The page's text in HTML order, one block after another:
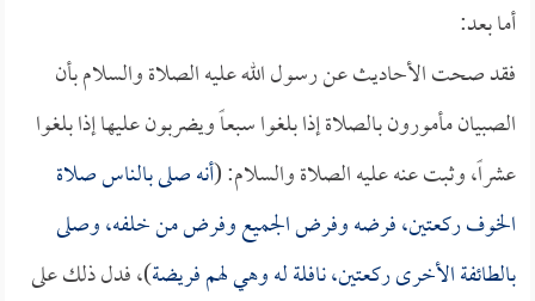
أما بعد:
فقد صحت الأحاديث عن رسول الله عليه الصلاة والسلام بأن
الصبيان مأمورون بالصلاة إذا بلغوا سبعاً ويضربون عليها إذا بلغوا
عشراً، وثبت عنه عليه الصلاة والسلام: (أنه صلى بالناس صلاة
الخوف ركعتين، فرضه وفرض الجميع وفرض من خلفه، وصلى
بالطائفة الأخرى ركعتين، نافلة له وهي لهم فريضة)، فدل ذلك على